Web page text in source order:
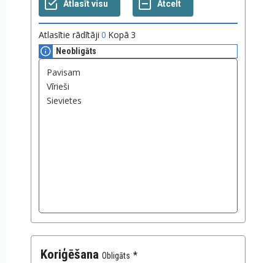
Atlasītie rādītāji 0 Kopā 3
Neobligāts
Koriģēšana Obligāts